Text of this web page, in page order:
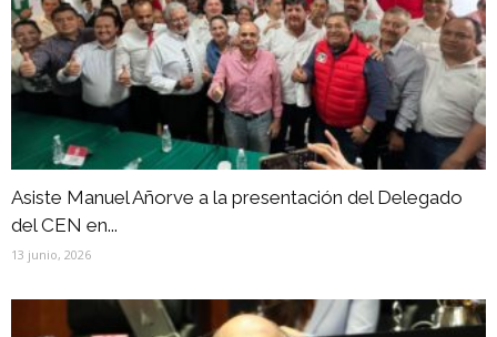
Asiste Manuel Añorve a la presentación del Delegado
del CEN en...
13 junio, 2026